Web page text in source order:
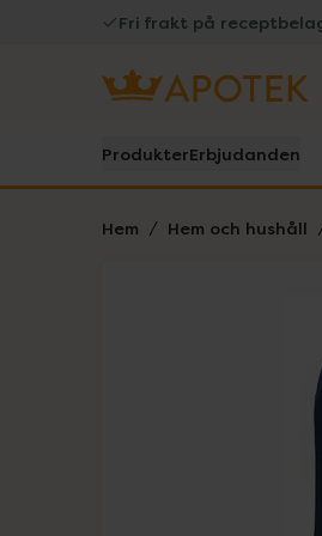
Fri frakt på
ProdukterErbjudanden
Hem Hem och hushåll
Lista: .